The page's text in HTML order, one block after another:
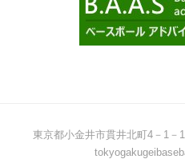
東京都小金井市貫井北町4－1－